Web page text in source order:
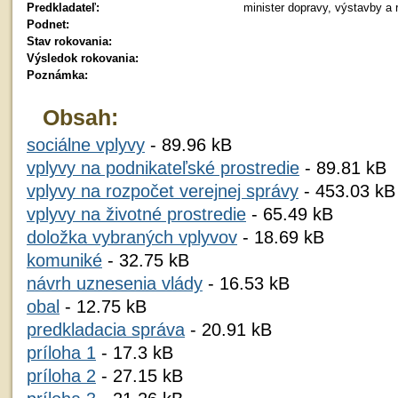
Predkladateľ:
minister dopravy, výstavby a
Podnet:
Stav rokovania:
Výsledok rokovania:
Poznámka:
Obsah:
sociálne vplyvy - 89.96 kB
vplyvy na podnikateľské prostredie - 89.81 kB
vplyvy na rozpočet verejnej správy - 453.03 kB
vplyvy na životné prostredie - 65.49 kB
doložka vybraných vplyvov - 18.69 kB
komuniké - 32.75 kB
návrh uznesenia vlády - 16.53 kB
obal - 12.75 kB
predkladacia správa - 20.91 kB
príloha 1 - 17.3 kB
príloha 2 - 27.15 kB